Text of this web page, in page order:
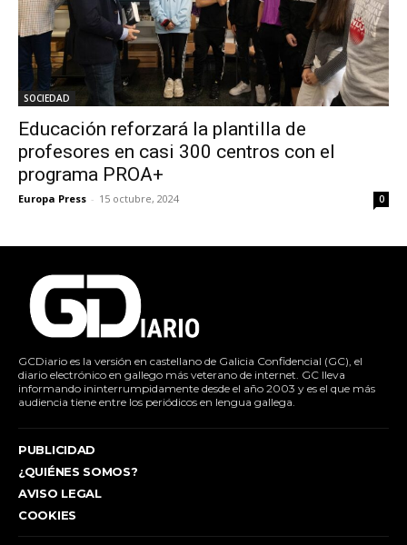
SOCIEDAD
Educación reforzará la plantilla de
profesores en casi 300 centros con el
programa PROA+
Europa Press - 15 octubre, 2024 0
GCDiario es la versión en castellano de Galicia Confidencial (GC), el
diario electrónico en gallego más veterano de internet. GC lleva
informando ininterrumpidamente desde el año 2003 y es el que más
audiencia tiene entre los periódicos en lengua gallega.
PUBLICIDAD
¿QUIÉNES SOMOS?
AVISO LEGAL
COOKIES